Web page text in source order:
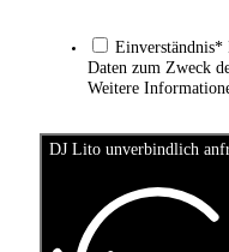
Einverständnis*
Daten zum Zweck
Weitere
DJ Lito unverbindlich